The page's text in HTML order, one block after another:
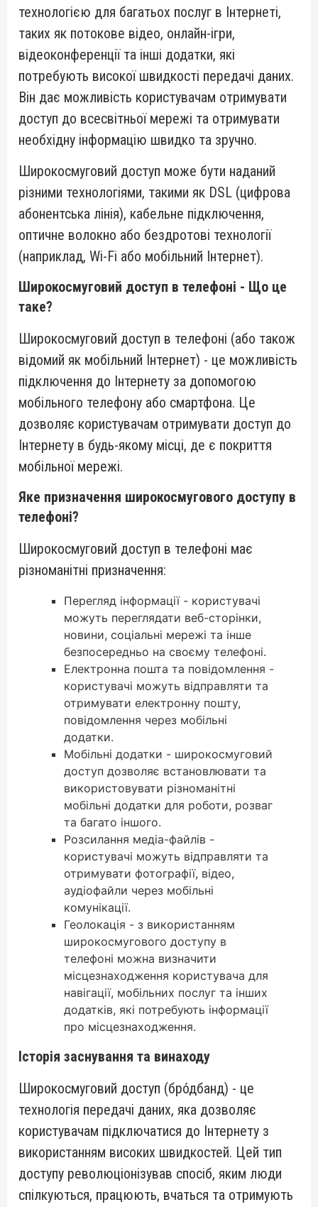
технологією для багатьох послуг в Інтернеті,
таких як потокове відео, онлайн-ігри,
відеоконференції та інші додатки, які
потребують високої швидкості передачі даних.
Він дає можливість користувачам отримувати
доступ до всесвітньої мережі та отримувати
необхідну інформацію швидко та зручно.
Широкосмуговий доступ може бути наданий
різними технологіями, такими як DSL (цифрова
абонентська лінія), кабельне підключення,
оптичне волокно або бездротові технології
(наприклад, Wi-Fi або мобільний Інтернет).
Широкосмуговий доступ в телефоні - Що це
таке?
Широкосмуговий доступ в телефоні (або також
відомий як мобільний Інтернет) - це можливість
підключення до Інтернету за допомогою
мобільного телефону або смартфона. Це
дозволяє користувачам отримувати доступ до
Інтернету в будь-якому місці, де є покриття
мобільної мережі.
Яке призначення широкосмугового доступу в
телефоні?
Широкосмуговий доступ в телефоні має
різноманітні призначення:
Перегляд інформації - користувачі
можуть переглядати веб-сторінки,
новини, соціальні мережі та інше
безпосередньо на своєму телефоні.
Електронна пошта та повідомлення -
користувачі можуть відправляти та
отримувати електронну пошту,
повідомлення через мобільні
додатки.
Мобільні додатки - широкосмуговий
доступ дозволяє встановлювати та
використовувати різноманітні
мобільні додатки для роботи, розваг
та багато іншого.
Розсилання медіа-файлів -
користувачі можуть відправляти та
отримувати фотографії, відео,
аудіофайли через мобільні
комунікації.
Геолокація - з використанням
широкосмугового доступу в
телефоні можна визначити
місцезнаходження користувача для
навігації, мобільних послуг та інших
додатків, які потребують інформації
про місцезнаходження.
Історія заснування та винаходу
Широкосмуговий доступ (бро́дбанд) - це
технологія передачі даних, яка дозволяє
користувачам підключатися до Інтернету з
використанням високих швидкостей. Цей тип
доступу революціонізував спосіб, яким люди
спілкуються, працюють, вчаться та отримують